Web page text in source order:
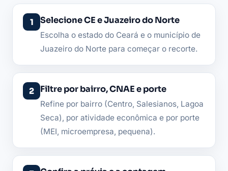
Selecione CE e Juazeiro do Norte
Escolha o estado do Ceará e o município de
Juazeiro do Norte para começar o recorte.
Filtre por bairro, CNAE e porte
Refine por bairro (Centro, Salesianos, Lagoa
Seca), por atividade econômica e por porte
(MEI, microempresa, pequena).